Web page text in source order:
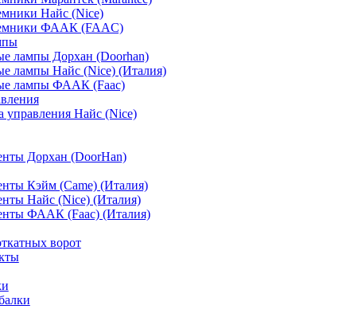
Найс (Nice)
ФААК (FAAC)
лампы Дорхан (Doorhan)
лампы Найс (Nice) (Италия)
лампы ФААК (Faac)
управления Найс (Nice)
Дорхан (DoorHan)
Кэйм (Came) (Италия)
Найс (Nice) (Италия)
ФААК (Faac) (Италия)
ворот